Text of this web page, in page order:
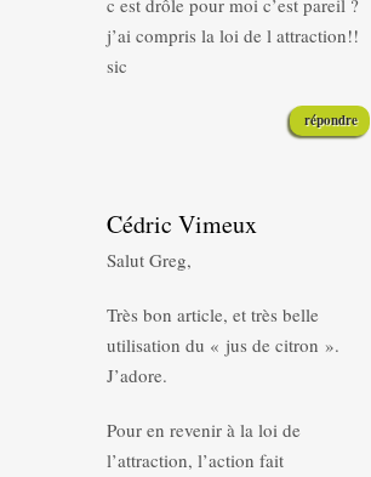
c est drôle pour moi c’est pareil ?
j’ai compris la loi de l attraction!!
sic
répondre
Cédric Vimeux
Salut Greg,
Très bon article, et très belle
utilisation du « jus de citron ».
J’adore.
Pour en revenir à la loi de
l’attraction, l’action fait